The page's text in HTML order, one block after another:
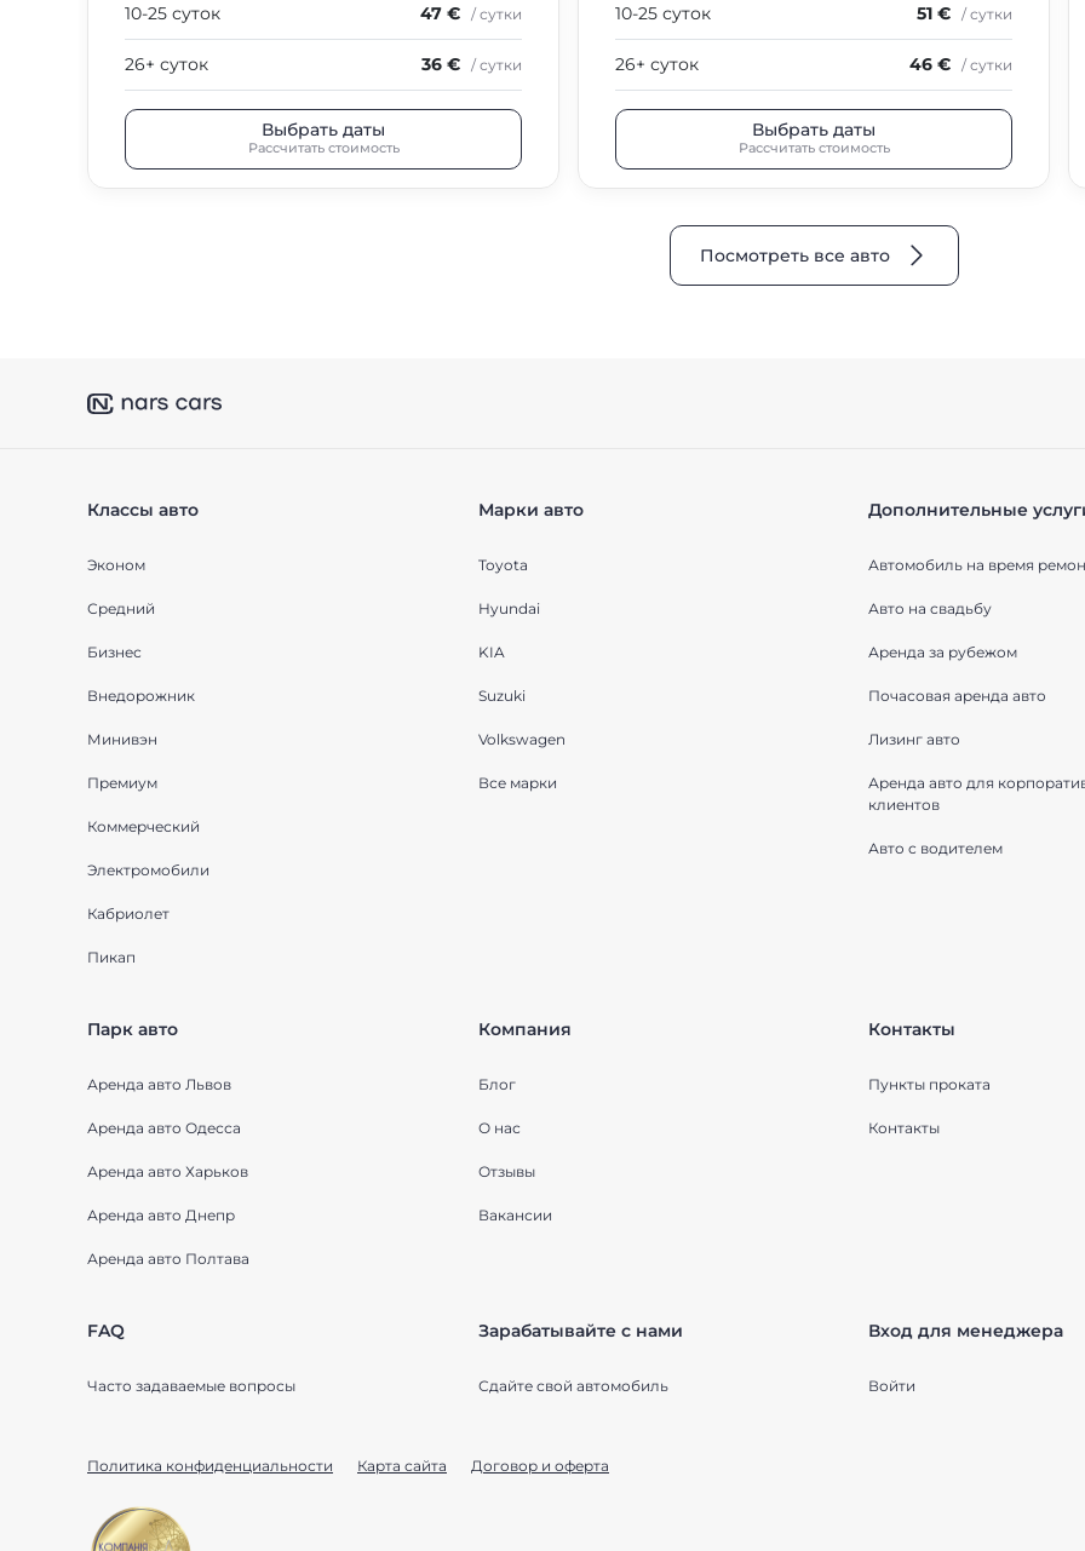
10-25 суток 47 € / сутки
26+ суток 36 € / сутки
Выбрать даты
Рассчитать стоимость
10-25 суток 51 € / сутки
26+ суток 46 € / сутки
Выбрать даты
Рассчитать стоимость
Посмотреть все авто
Классы авто
Эконом
Средний
Бизнес
Внедорожник
Минивэн
Премиум
Коммерческий
Электромобили
Кабриолет
Пикап
Марки авто
Toyota
Hyundai
KIA
Suzuki
Volkswagen
Все марки
Дополнительные
Автомобиль на время
Авто на свадьбу
Аренда за рубежом
Почасовая аренда авто
Лизинг авто
Аренда авто для
клиентов
Авто с водителем
Парк авто
Аренда авто Львов
Аренда авто Одесса
Аренда авто Харьков
Аренда авто Днепр
Аренда авто Полтава
Компания
Блог
О нас
Отзывы
Вакансии
Контакты
Пункты проката
Контакты
FAQ
Часто задаваемые вопросы
Зарабатывайте с нами
Сдайте свой автомобиль
Вход для менеджера
Войти
Политика конфиденциальности Карта сайта Договор и оферта